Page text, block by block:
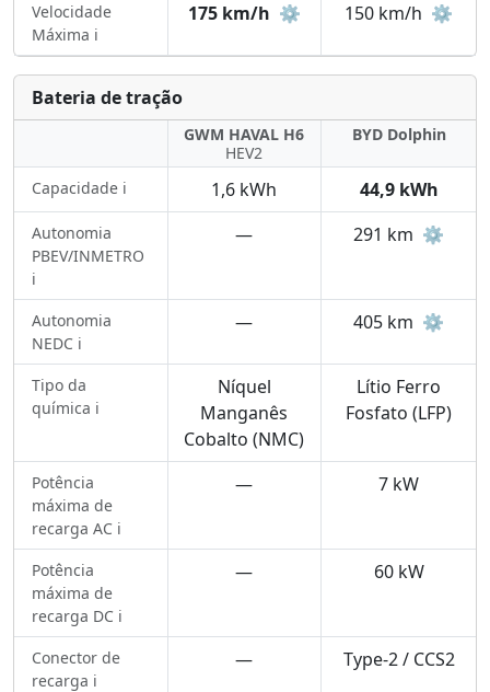
Velocidade
Máxima ℹ️
175 km/h ⚙️ 150 km/h ⚙️
Bateria de tração
GWM HAVAL H6
HEV2
BYD Dolphin
Capacidade ℹ️ 1,6 kWh 44,9 kWh
Autonomia
PBEV/INMETRO
ℹ️
— 291 km ⚙️
Autonomia
NEDC ℹ️
— 405 km ⚙️
Tipo da
química ℹ️
Níquel
Manganês
Cobalto (NMC)
Lítio Ferro
Fosfato (LFP)
Potência
máxima de
recarga AC ℹ️
— 7 kW
Potência
máxima de
recarga DC ℹ️
— 60 kW
Conector de
recarga ℹ️
— Type-2 / CCS2